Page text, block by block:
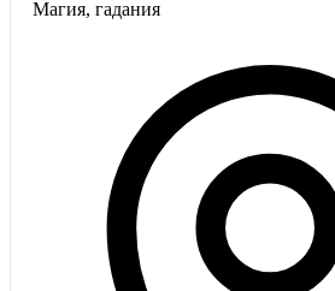
Магия, гадания